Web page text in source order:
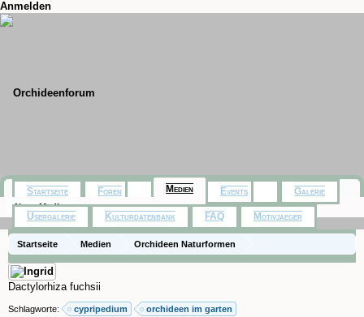
Anmelden
Startseite Medien Orchideen Naturformen
Dactylorhiza fuchsii
Schlagworte: cypripedium orchideen im garten
Startseite Foren Medien
Neue Medien
Events Galerie
Usergalerie Kulturdatenbank FAQ Motivjaeger